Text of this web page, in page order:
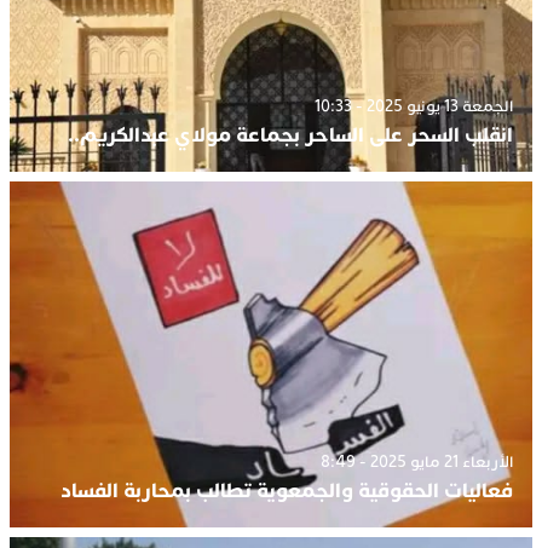
الجمعة 13 يونيو 2025 - 10:33
انقلب السحر على الساحر بجماعة مولاي عبدالكريم..
الأربعاء 21 مايو 2025 - 8:49
فعاليات الحقوقية والجمعوية تطالب بمحاربة الفساد